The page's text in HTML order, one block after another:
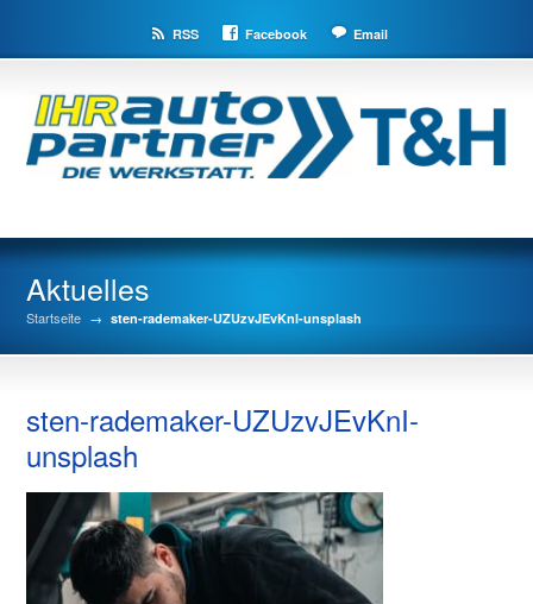
RSS Facebook Email
Aktuelles
Startseite → sten-rademaker-UZUzvJEvKnI-unsplash
sten-rademaker-UZUzvJEvKnI-
unsplash